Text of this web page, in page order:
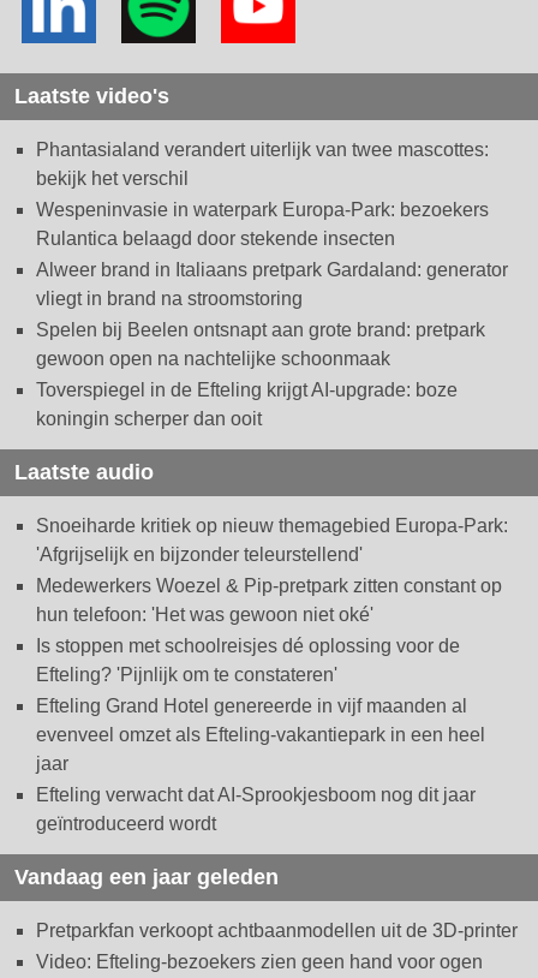
Laatste video's
Phantasialand verandert uiterlijk van twee mascottes:
bekijk het verschil
Wespeninvasie in waterpark Europa-Park: bezoekers
Rulantica belaagd door stekende insecten
Alweer brand in Italiaans pretpark Gardaland: generator
vliegt in brand na stroomstoring
Spelen bij Beelen ontsnapt aan grote brand: pretpark
gewoon open na nachtelijke schoonmaak
Toverspiegel in de Efteling krijgt AI-upgrade: boze
koningin scherper dan ooit
Laatste audio
Snoeiharde kritiek op nieuw themagebied Europa-Park:
'Afgrijselijk en bijzonder teleurstellend'
Medewerkers Woezel & Pip-pretpark zitten constant op
hun telefoon: 'Het was gewoon niet oké'
Is stoppen met schoolreisjes dé oplossing voor de
Efteling? 'Pijnlijk om te constateren'
Efteling Grand Hotel genereerde in vijf maanden al
evenveel omzet als Efteling-vakantiepark in een heel
jaar
Efteling verwacht dat AI-Sprookjesboom nog dit jaar
geïntroduceerd wordt
Vandaag een jaar geleden
Pretparkfan verkoopt achtbaanmodellen uit de 3D-printer
Video: Efteling-bezoekers zien geen hand voor ogen